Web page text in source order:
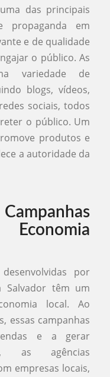
das principais
propaganda em
e de qualidade
o público. As
variedade de
blogs, vídeos,
sociais, todos
o público. Um
produtos e
a autoridade da
por
Salvador têm um
local. Ao
essas campanhas
e a gerar
as agências
empresas locais,